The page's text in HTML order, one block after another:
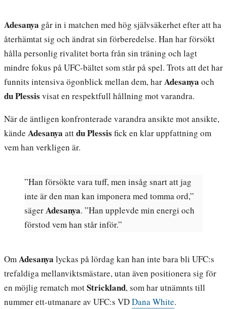
Adesanya går in i matchen med hög självsäkerhet efter att ha
återhämtat sig och ändrat sin förberedelse. Han har försökt
hålla personlig rivalitet borta från sin träning och lagt
mindre fokus på UFC-bältet som står på spel. Trots att det har
funnits intensiva ögonblick mellan dem, harAdesanya och
du Plessis visat en respektfull hållning mot varandra.
När de äntligen konfronterade varandra ansikte mot ansikte,
kände Adesanya attdu Plessis fick en klar uppfattning om
vem han verkligen är.
”Han försökte vara tuff, men insåg snart att jag
inte är den man kan imponera med tomma ord,”
sägerAdesanya. ”Han upplevde min energi och
förstod vem han står inför.”
OmAdesanya lyckas på lördag kan han inte bara bli UFC:s
trefaldiga mellanviktsmästare, utan även positionera sig för
en möjlig rematch motStrickland, som har utnämnts till
nummer ett-utmanare av UFC:s VDDana White.